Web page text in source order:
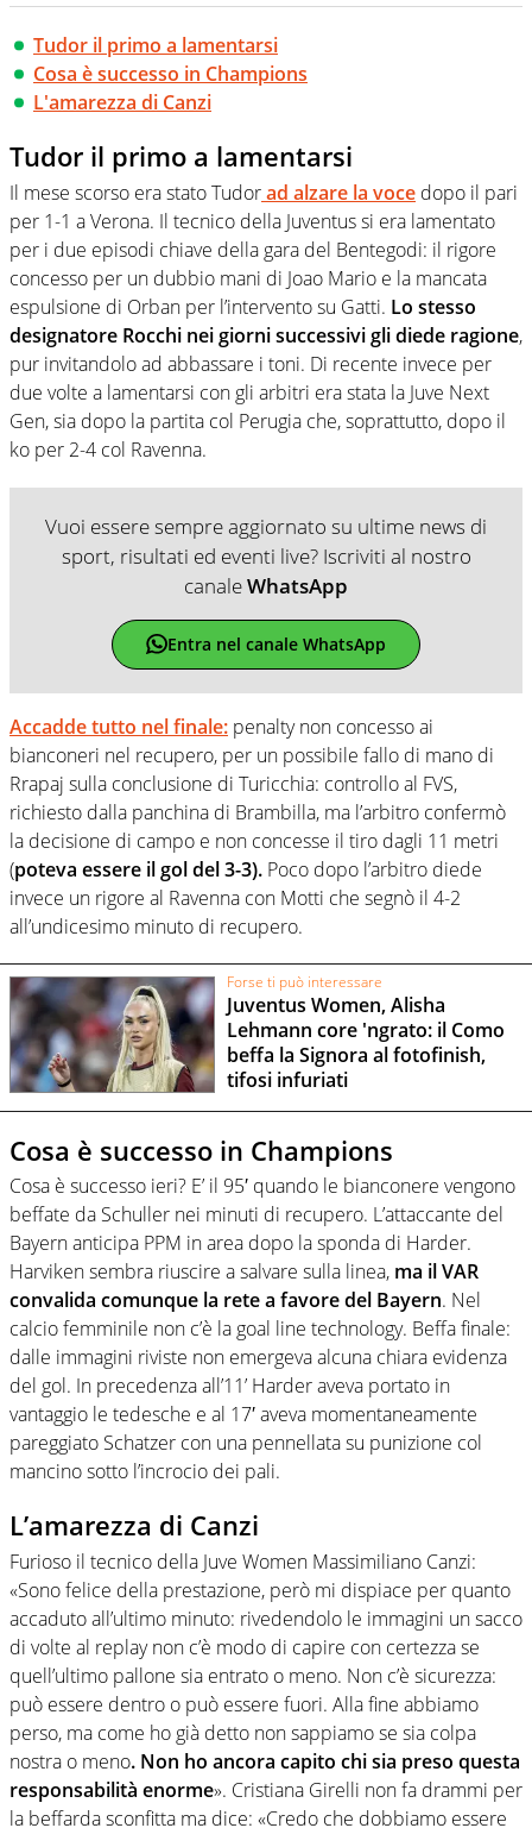
Tudor il primo a lamentarsi
Cosa è successo in Champions
L'amarezza di Canzi
Tudor il primo a lamentarsi
Il mese scorso era stato Tudorad alzare la voce dopo il pari
per 1-1 a Verona. Il tecnico della Juventus si era lamentato
per i due episodi chiave della gara del Bentegodi: il rigore
concesso per un dubbio mani di Joao Mario e la mancata
espulsione di Orban per l’intervento su Gatti. Lo stesso
designatore Rocchi nei giorni successivi gli diede ragione,
pur invitandolo ad abbassare i toni. Di recente invece per
due volte a lamentarsi con gli arbitri era stata la Juve Next
Gen, sia dopo la partita col Perugia che, soprattutto, dopo il
ko per 2-4 col Ravenna.
Vuoi essere sempre aggiornato su ultime news di
sport, risultati ed eventi live? Iscriviti al nostro
canaleWhatsApp
Entra nel canale WhatsApp
Accadde tutto nel finale: penalty non concesso ai
bianconeri nel recupero, per un possibile fallo di mano di
Rrapaj sulla conclusione di Turicchia: controllo al FVS,
richiesto dalla panchina di Brambilla, ma l’arbitro confermò
la decisione di campo e non concesse il tiro dagli 11 metri
(poteva essere il gol del 3-3). Poco dopo l’arbitro diede
invece un rigore al Ravenna con Motti che segnò il 4-2
all’undicesimo minuto di recupero.
Forse ti può interessare
Juventus Women, Alisha
Lehmann core 'ngrato: il Como
beffa la Signora al fotofinish,
tifosi infuriati
Cosa è successo in Champions
Cosa è successo ieri? E’ il 95′ quando le bianconere vengono
beffate da Schuller nei minuti di recupero. L’attaccante del
Bayern anticipa PPM in area dopo la sponda di Harder.
Harviken sembra riuscire a salvare sulla linea, ma il VAR
convalida comunque la rete a favore del Bayern. Nel
calcio femminile non c’è la goal line technology. Beffa finale:
dalle immagini riviste non emergeva alcuna chiara evidenza
del gol. In precedenza all’11’ Harder aveva portato in
vantaggio le tedesche e al 17′ aveva momentaneamente
pareggiato Schatzer con una pennellata su punizione col
mancino sotto l’incrocio dei pali.
L’amarezza di Canzi
Furioso il tecnico della Juve Women Massimiliano Canzi:
«Sono felice della prestazione, però mi dispiace per quanto
accaduto all’ultimo minuto: rivedendolo le immagini un sacco
di volte al replay non c’è modo di capire con certezza se
quell’ultimo pallone sia entrato o meno. Non c’è sicurezza:
può essere dentro o può essere fuori. Alla fine abbiamo
perso, ma come ho già detto non sappiamo se sia colpa
nostra o meno. Non ho ancora capito chi sia preso questa
responsabilità enorme». Cristiana Girelli non fa drammi per
la beffarda sconfitta ma dice: «Credo che dobbiamo essere